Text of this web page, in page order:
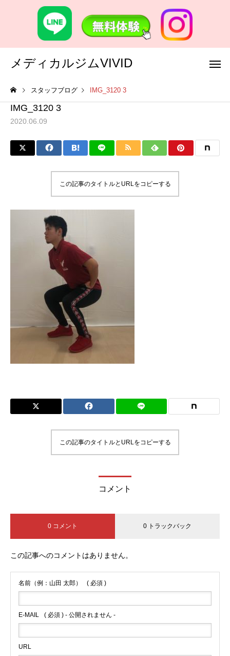
メディカルジムVIVID
スタッフブログ IMG_3120 3
IMG_3120 3
2020.06.09
この記事のタイトルとURLをコピーする
この記事のタイトルとURLをコピーする
コメント
0 コメント 0 トラックバック
この記事へのコメントはありません。
名前（例：山田 太郎） ( 必須 )
E-MAIL ( 必須 ) - 公開されません -
URL